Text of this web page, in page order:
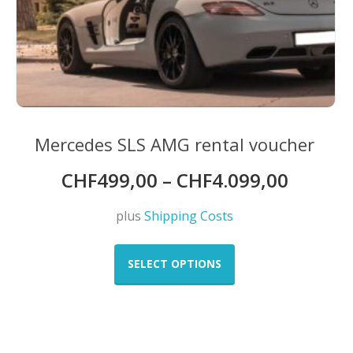
Mercedes SLS AMG rental voucher
CHF499,00 – CHF4.099,00
plusShipping Costs
SELECT OPTIONS
This